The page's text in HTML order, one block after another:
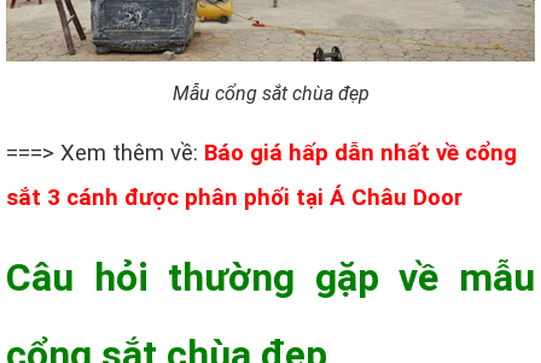
Mẫu cổng sắt chùa đẹp
===> Xem thêm về: Báo giá hấp dẫn nhất về cổng
sắt 3 cánh được phân phối tại Á Châu Door
Câu hỏi thường gặp về mẫu